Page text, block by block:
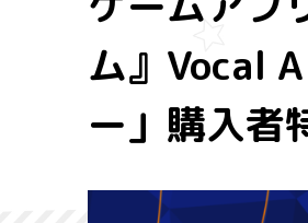
ム』Vocal
ー」購入者